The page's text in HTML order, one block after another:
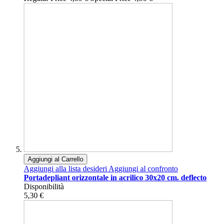
Aggiungi al Carrello
Aggiungi alla lista desideriAggiungi al confronto
Portadepliant orizzontale in acrilico 30x20 cm. deflecto
Disponibilità
5,30 €